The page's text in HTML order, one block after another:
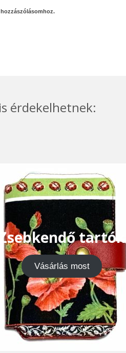
érdekelhetnek:
Zsebkendő tartók
Vásárlás most